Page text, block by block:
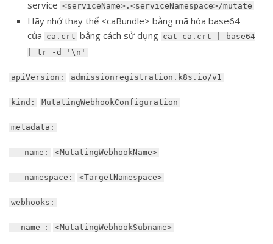
service <serviceName>.<serviceNamespace>/mutate
Hãy nhớ thay thế <caBundle> bằng mã hóa base64
của ca.crt bằng cách sử dụng cat ca.crt | base64
| tr -d '\n'
apiVersion: admissionregistration.k8s.io/v1
kind: MutatingWebhookConfiguration
metadata:
name: <MutatingWebhookName>
namespace: <TargetNamespace>
webhooks:
- name : <MutatingWebhookSubname>